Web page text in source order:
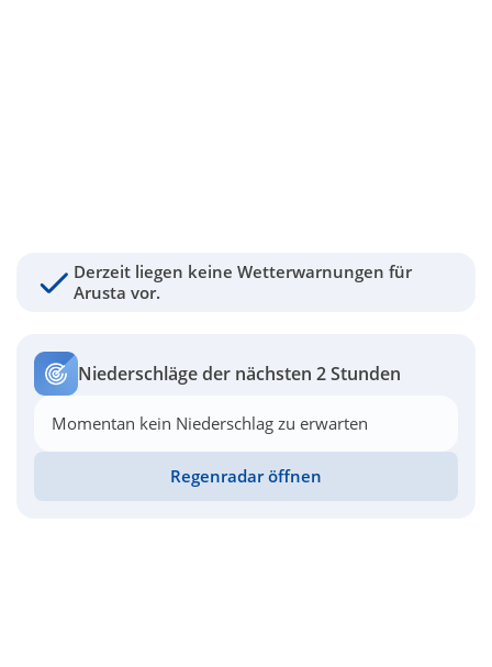
Derzeit liegen keine Wetterwarnungen für
Arusta vor.
Niederschläge der nächsten 2 Stunden
Momentan kein Niederschlag zu erwarten
Regenradar öffnen